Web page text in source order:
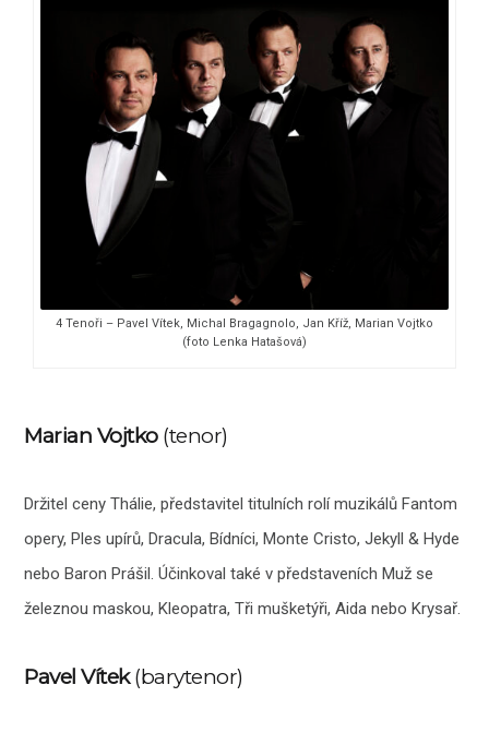
4 Tenoři – Pavel Vítek, Michal Bragagnolo, Jan Kříž, Marian Vojtko
(foto Lenka Hatašová)
Marian Vojtko(tenor)
Držitel ceny Thálie, představitel titulních rolí muzikálů Fantom
opery, Ples upírů, Dracula, Bídníci, Monte Cristo, Jekyll & Hyde
nebo Baron Prášil. Účinkoval také v představeních Muž se
železnou maskou, Kleopatra, Tři mušketýři, Aida nebo Krysař.
Pavel Vítek(barytenor)